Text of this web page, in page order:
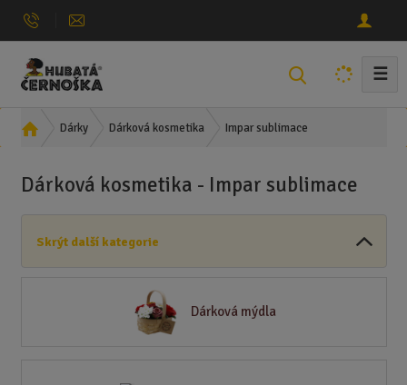
d
☰
Ú
d
s
Dárky Dárková kosmetika Impar sublimace
Dárková kosmetika - Impar sublimace
Skrýt další kategorie
Dárková mýdla